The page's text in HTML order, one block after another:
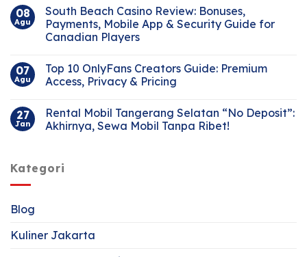
08
Agu
South Beach Casino Review: Bonuses,
Payments, Mobile App & Security Guide for
Canadian Players
07
Agu
Top 10 OnlyFans Creators Guide: Premium
Access, Privacy & Pricing
27
Jan
Rental Mobil Tangerang Selatan “No Deposit”:
Akhirnya, Sewa Mobil Tanpa Ribet!
Kategori
Blog
Kuliner Jakarta